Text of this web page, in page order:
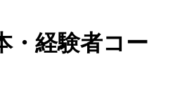
・経験者コー